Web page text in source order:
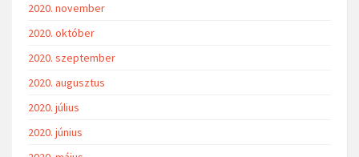
2020. november
2020. október
2020. szeptember
2020. augusztus
2020. július
2020. június